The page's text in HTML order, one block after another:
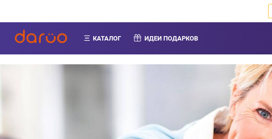
КАТАЛОГ ИДЕИ ПОДАРКОВ